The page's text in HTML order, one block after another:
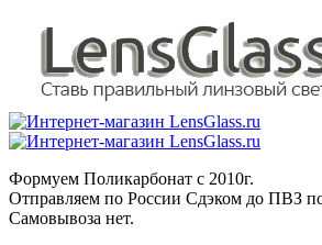
Формуем Поликарбонат с 2010г.
Отправляем по России Сдэком до ПВЗ
Самовывоза нет.